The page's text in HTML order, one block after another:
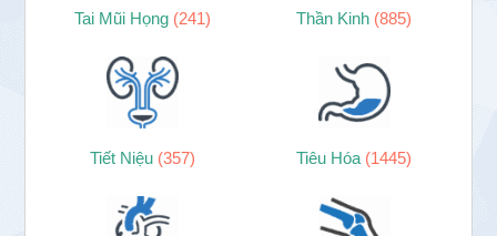
Tai Mũi Họng (241) Thần Kinh (885)
Tiết Niệu (357) Tiêu Hóa (1445)